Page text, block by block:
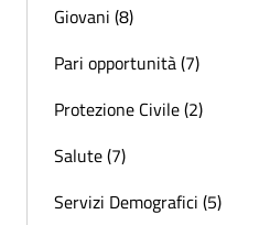
Giovani (8)
Pari opportunità (7)
Protezione Civile (2)
Salute (7)
Servizi Demografici (5)